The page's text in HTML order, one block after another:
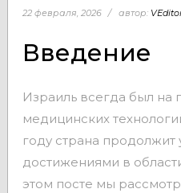
22 февраля, 2026 автор:
Введение
Израиль всегда был на
медицинских
году страна
достижениями в
этом посте мы